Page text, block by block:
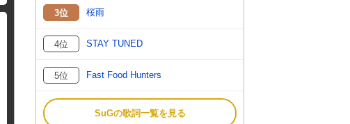
3位 桜雨
4位 STAY TUNED
5位 Fast Food Hunters
SuGの歌詞一覧を見る